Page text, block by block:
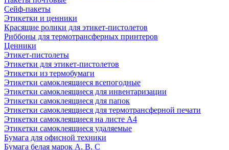
Сейф-пакеты
Этикетки и ценники
Красящие ролики для этикет-пистолетов
Риббоны для термотрансферных принтеров
Ценники
Этикет-пистолеты
Этикетки для этикет-пистолетов
Этикетки из термобумаги
Этикетки самоклеящиеся всепогодные
Этикетки самоклеящиеся для инвентаризации
Этикетки самоклеящиеся для папок
Этикетки самоклеящиеся для термотрансферной печати
Этикетки самоклеящиеся на листе А4
Этикетки самоклеящиеся удаляемые
Бумага для офисной техники
Бумага белая марок А, В, С